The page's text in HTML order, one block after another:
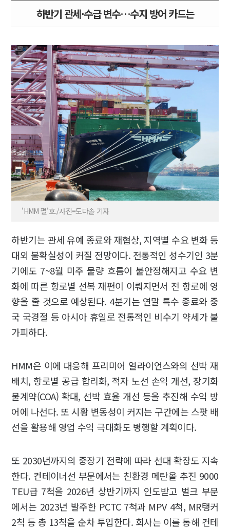
하반기 관세·수급 변수…수지 방어 카드는
'HMM 펄'호./사진=도다솔 기자
하반기는 관세 유예 종료와 재협상, 지역별 수요 변화 등
대외 불확실성이 커질 전망이다. 전통적인 성수기인 3분
기에도 7~8월 미주 물량 흐름이 불안정해지고 수요 변
화에 따른 항로별 선복 재편이 이뤄지면서 전 항로에 영
향을 줄 것으로 예상된다. 4분기는 연말 특수 종료와 중
국 국경절 등 아시아 휴일로 전통적인 비수기 약세가 불
가피하다.
HMM은 이에 대응해 프리미어 얼라이언스와의 선박 재
배치, 항로별 공급 합리화, 적자 노선 손익 개선, 장기화
물계약(COA) 확대, 선박 효율 개선 등을 추진해 수익 방
어에 나선다. 또 시황 변동성이 커지는 구간에는 스팟 배
선을 활용해 영업 수익 극대화도 병행할 계획이다.
또 2030년까지의 중장기 전략에 따라 선대 확장도 지속
한다. 컨테이너선 부문에서는 친환경 메탄올 추진 9000
TEU급 7척을 2026년 상반기까지 인도받고 벌크 부문
에서는 2023년 발주한 PCTC 7척과 MPV 4척, MR탱커
2척 등 총 13척을 순차 투입한다. 회사는 이를 통해 컨테